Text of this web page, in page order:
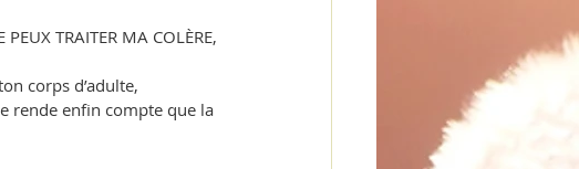
PEUX TRAITER MA COLÈRE,
corps d’adulte,
rende enfin compte que la